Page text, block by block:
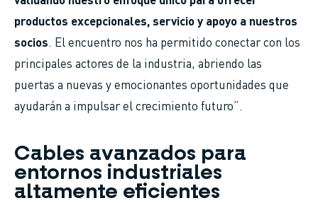
productos excepcionales, servicio y apoyo a nuestros
socios. El encuentro nos ha permitido conectar con los
principales actores de la industria, abriendo las
puertas a nuevas y emocionantes oportunidades que
ayudarán a impulsar el crecimiento futuro”.
Cables avanzados para
entornos industriales
altamente eficientes